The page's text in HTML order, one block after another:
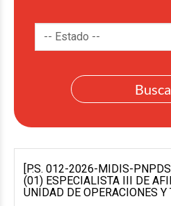
[P.S. 012-2026-MIDIS-
(01) ESPECIALISTA III DE
UNIDAD DE OPERACIONES Y